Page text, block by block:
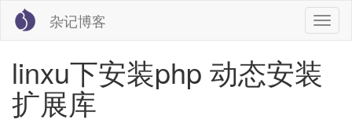
到
杂记博客
linxu下安装php 动态安装
扩展库